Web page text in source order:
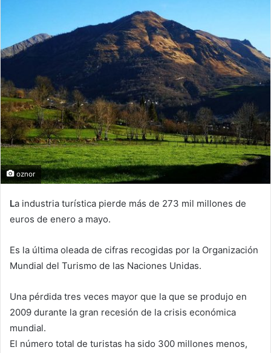
oznor
La industria turística pierde más de 273 mil millones de
euros de enero a mayo.
Es la última oleada de cifras recogidas por la Organización
Mundial del Turismo de las Naciones Unidas.
Una pérdida tres veces mayor que la que se produjo en
2009 durante la gran recesión de la crisis económica
mundial.
El número total de turistas ha sido 300 millones menos,